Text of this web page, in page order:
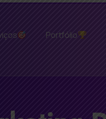
Portfólio